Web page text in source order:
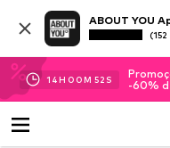
ABOUT YOU
14H 00M 51 S
-60%